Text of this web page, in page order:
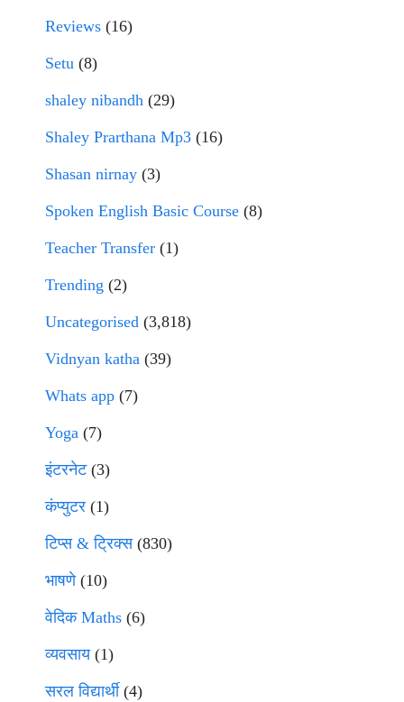
Reviews (16)
Setu (8)
shaley nibandh (29)
Shaley Prarthana Mp3 (16)
Shasan nirnay (3)
Spoken English Basic Course (8)
Teacher Transfer (1)
Trending (2)
Uncategorised (3,818)
Vidnyan katha (39)
Whats app (7)
Yoga (7)
इंटरनेट(3)
कंप्युटर (1)
टिप्स & ट्रिक्स(830)
भाषणे(10)
वेदिक Maths (6)
व्यवसाय(1)
सरल विद्यार्थी(4)